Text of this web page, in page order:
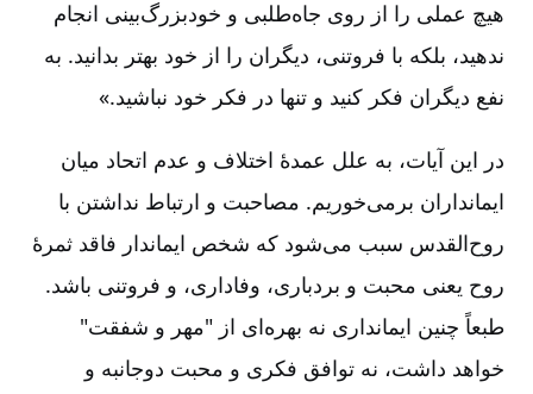
هیچ عملی را از روی جاه‌طلبی و خودبزرگ‌بینی انجام
ندهید، بلکه با فروتنی‌، دیگران را از خود بهتر بدانید. به
نفع دیگران فکر کنید و تنها در فکر خود نباشید.»
در این آیات‌، به علل عمدۀ اختلاف و عدم اتحاد میان
ایمانداران برمی‌خوریم‌. مصاحبت و ارتباط نداشتن با
روح‌القدس سبب می‌شود که شخص ایماندار فاقد ثمرۀ
روح یعنی محبت و بردباری‌، وفاداری‌، و فروتنی باشد.
طبعاً چنین ایمانداری نه بهره‌ای از "مهر و شفقت‌"
خواهد داشت‌، نه توافق فکری و محبت دوجانبه و